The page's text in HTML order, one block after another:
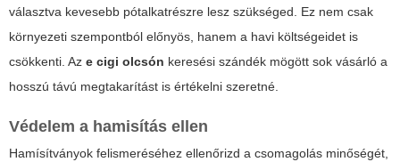
választva kevesebb pótalkatrészre lesz szükséged. Ez nem csak
környezeti szempontból előnyös, hanem a havi költségeidet is
csökkenti. Az e cigi olcsón keresési szándék mögött sok vásárló a
hosszú távú megtakarítást is értékelni szeretné.
Védelem a hamisítás ellen
Hamísítványok felismeréséhez ellenőrizd a csomagolás minőségét,